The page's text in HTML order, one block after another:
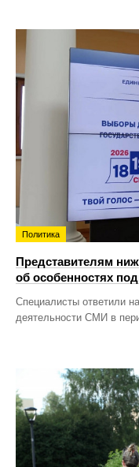
Политика
Представителям
об особенностях
Специалисты ответили
деятельности СМИ в